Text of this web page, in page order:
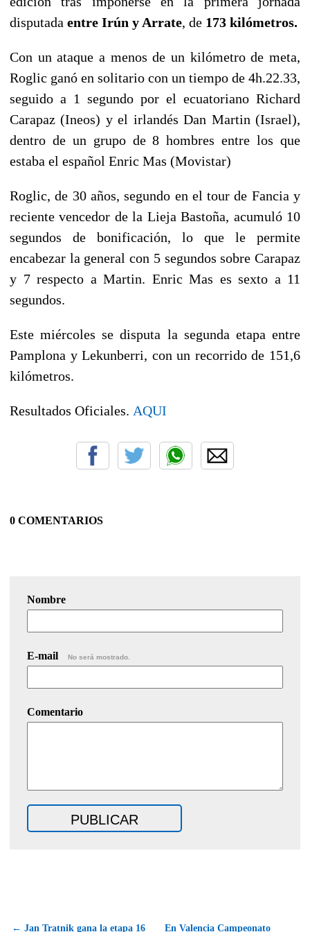
disputada entre Irún y Arrate, de 173 kilómetros.
Con un ataque a menos de un kilómetro de meta,
Roglic ganó en solitario con un tiempo de 4h.22.33,
seguido a 1 segundo por el ecuatoriano Richard
Carapaz (Ineos) y el irlandés Dan Martin (Israel),
dentro de un grupo de 8 hombres entre los que
estaba el español Enric Mas (Movistar)
Roglic, de 30 años, segundo en el tour de Fancia y
reciente vencedor de la Lieja Bastoña, acumuló 10
segundos de bonificación, lo que le permite
encabezar la general con 5 segundos sobre Carapaz
y 7 respecto a Martin. Enric Mas es sexto a 11
segundos.
Este miércoles se disputa la segunda etapa entre
Pamplona y Lekunberri, con un recorrido de 151,6
kilómetros.
Resultados Oficiales. AQUI
0 COMENTARIOS
Nombre
E-mail No será mostrado.
Comentario
← Jan Tratnik gana la etapa 16 En Valencia Campeonato